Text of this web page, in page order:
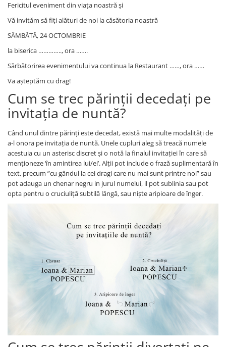
Fericitul eveniment din viața noastră și
Vă invităm să fiți alături de noi la căsătoria noastră
SÂMBĂTĂ, 24 OCTOMBRIE
la biserica ………….., ora …….
Sărbătorirea evenimentului va continua la Restaurant ……, ora ……
Va așteptăm cu drag!
Cum se trec părinții decedați pe
invitația de nuntă?
Când unul dintre părinți este decedat, există mai multe modalități de
a-l onora pe invitația de nuntă. Unele cupluri aleg să treacă numele
acestuia cu un asterisc discret și o notă la finalul invitației în care să
menționeze ‘în amintirea lui/ei’. Alții pot include o frază suplimentară în
text, precum ”cu gândul la cei dragi care nu mai sunt printre noi” sau
pot adauga un chenar negru in jurul numelui, il pot sublinia sau pot
opta pentru o cruciuliță subtilă lângă, sau niște aripioare de înger.